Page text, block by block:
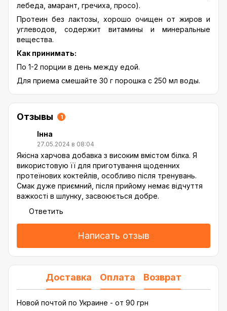
лебеда, амарант, гречиха, просо).
Протеин без лактозы, хорошо очищен от жиров и
углеводов, содержит витамины и минеральные
вещества.
Как принимать:
По 1-2 порции в день между едой.
Для приема смешайте 30 г порошка с 250 мл воды.
Отзывы 1
Інна
27.05.2024 в 08:04
Якісна харчова добавка з високим вмістом білка. Я
використовую її для приготування щоденних
протеїнових коктейлів, особливо після тренувань.
Смак дуже приємний, після прийому немає відчуття
важкості в шлунку, засвоюється добре.
Ответить
Написать отзыв
Доставка Оплата Возврат
Новой почтой по Украине - от 90 грн